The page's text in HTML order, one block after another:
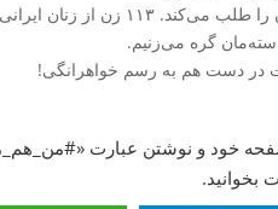
گره می‌زنیم.
خود و نوشتن عبارت «
بخوانید.